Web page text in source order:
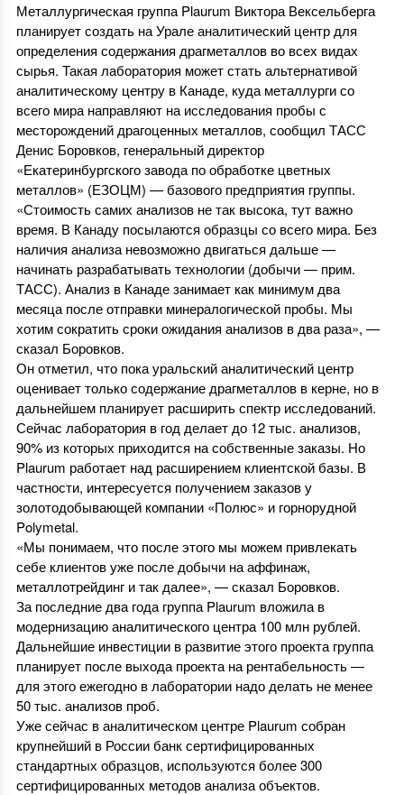
Металлургическая группа Plaurum Виктора Вексельберга
планирует создать на Урале аналитический центр для
определения содержания драгметаллов во всех видах
сырья. Такая лаборатория может стать альтернативой
аналитическому центру в Канаде, куда металлурги со
всего мира направляют на исследования пробы с
месторождений драгоценных металлов, сообщил ТАСС
Денис Боровков, генеральный директор
«Екатеринбургского завода по обработке цветных
металлов» (ЕЗОЦМ) — базового предприятия группы.
«Стоимость самих анализов не так высока, тут важно
время. В Канаду посылаются образцы со всего мира. Без
наличия анализа невозможно двигаться дальше —
начинать разрабатывать технологии (добычи — прим.
ТАСС). Анализ в Канаде занимает как минимум два
месяца после отправки минералогической пробы. Мы
хотим сократить сроки ожидания анализов в два раза», —
сказал Боровков.
Он отметил, что пока уральский аналитический центр
оценивает только содержание драгметаллов в керне, но в
дальнейшем планирует расширить спектр исследований.
Сейчас лаборатория в год делает до 12 тыс. анализов,
90% из которых приходится на собственные заказы. Но
Plaurum работает над расширением клиентской базы. В
частности, интересуется получением заказов у
золотодобывающей компании «Полюс» и горнорудной
Polymetal.
«Мы понимаем, что после этого мы можем привлекать
себе клиентов уже после добычи на аффинаж,
металлотрейдинг и так далее», — сказал Боровков.
За последние два года группа Plaurum вложила в
модернизацию аналитического центра 100 млн рублей.
Дальнейшие инвестиции в развитие этого проекта группа
планирует после выхода проекта на рентабельность —
для этого ежегодно в лаборатории надо делать не менее
50 тыс. анализов проб.
Уже сейчас в аналитическом центре Plaurum собран
крупнейший в России банк сертифицированных
стандартных образцов, используются более 300
сертифицированных методов анализа объектов.